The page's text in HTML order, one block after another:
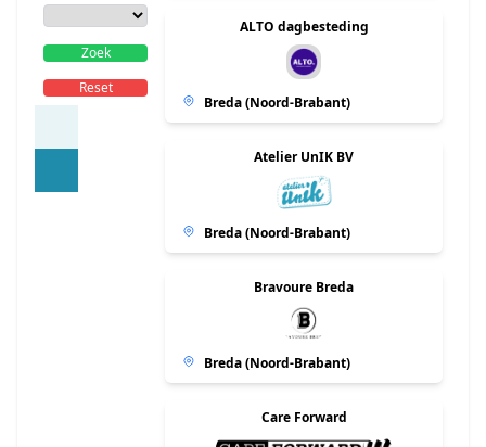
Zoek
Reset
ALTO dagbesteding
Breda (Noord-Brabant)
Atelier UnIK BV
Breda (Noord-Brabant)
Bravoure Breda
Breda (Noord-Brabant)
Care Forward